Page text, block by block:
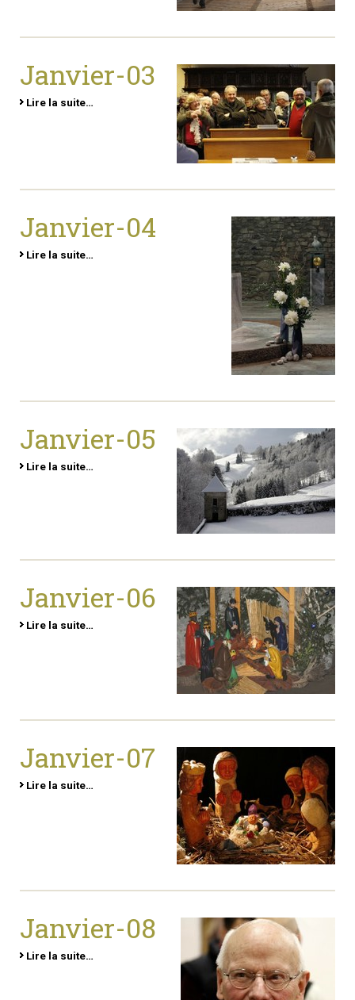
Janvier-03
Lire la suite…
Janvier-04
Lire la suite…
Janvier-05
Lire la suite…
Janvier-06
Lire la suite…
Janvier-07
Lire la suite…
Janvier-08
Lire la suite…